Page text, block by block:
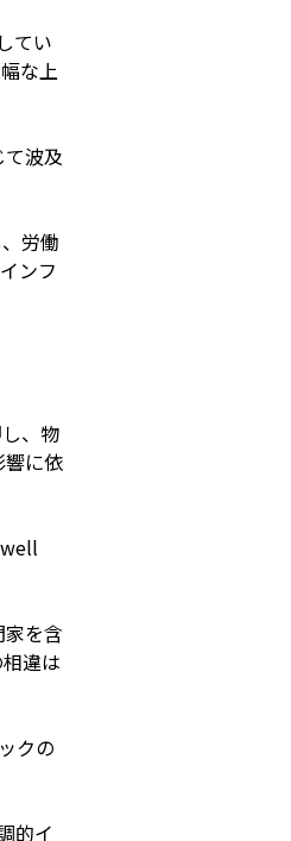
てい
な上
波及
労働
ンフ
、物
響に依
を含
違は
クの
的イ